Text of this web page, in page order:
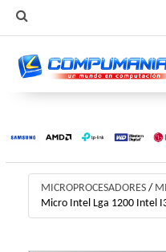
MICROPROCESADORES /
Micro Intel Lga 1200 Intel